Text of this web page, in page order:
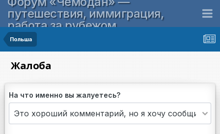
путешествия, иммиграция,
работа за рубежом
Польша
Жалоба
На что именно вы жалуетесь?